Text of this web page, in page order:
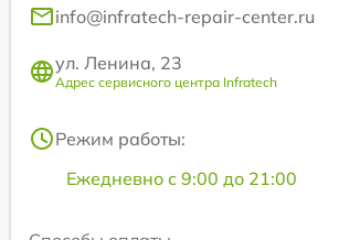
info@infratech-repair-center.ru
ул. Ленина, 23
Адрес сервисного центра Infratech
Режим работы:
Ежедневно с 9:00 до 21:00